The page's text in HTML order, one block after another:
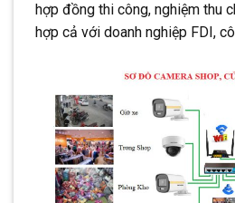
hợp đồng thi công, nghiệm thu
hợp cả với doanh nghiệp FDI,